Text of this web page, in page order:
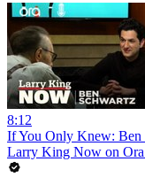
8:12
If You Only Knew:
Larry King Now on